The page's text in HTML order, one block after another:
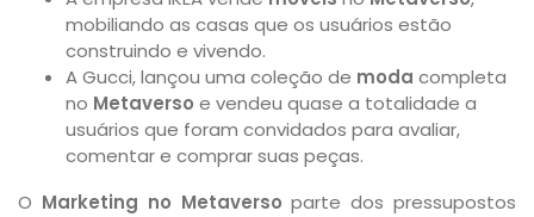
mobiliando as casas que os usuários estão
construindo e vivendo.
A Gucci, lançou uma coleção de moda completa
no Metaverso e vendeu quase a totalidade a
usuários que foram convidados para avaliar,
comentar e comprar suas peças.
O Marketing no Metaverso parte dos pressupostos